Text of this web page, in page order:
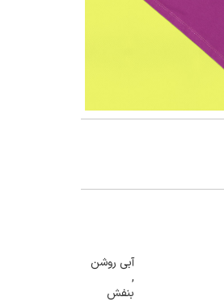
آبی روشن
,
بنفش